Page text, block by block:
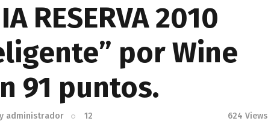
RESERVA 2010
por Wine
91 puntos.
administrador
12
624 Views